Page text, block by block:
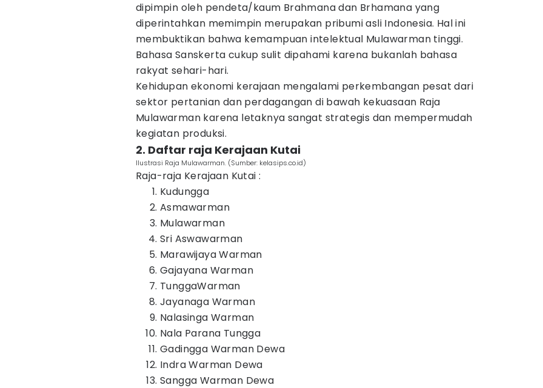
dipimpin oleh pendeta/kaum Brahmana dan Brhamana yang
diperintahkan memimpin merupakan pribumi asli Indonesia. Hal ini
membuktikan bahwa kemampuan intelektual Mulawarman tinggi.
Bahasa Sanskerta cukup sulit dipahami karena bukanlah bahasa
rakyat sehari-hari.
Kehidupan ekonomi kerajaan mengalami perkembangan pesat dari
sektor pertanian dan perdagangan di bawah kekuasaan Raja
Mulawarman karena letaknya sangat strategis dan mempermudah
kegiatan produksi.
2. Daftar raja Kerajaan Kutai
Ilustrasi Raja Mulawarman. (Sumber: kelasips.co.id)
Raja-raja Kerajaan Kutai :
Kudungga
Asmawarman
Mulawarman
Sri Aswawarman
Marawijaya Warman
Gajayana Warman
TunggaWarman
Jayanaga Warman
Nalasinga Warman
Nala Parana Tungga
Gadingga Warman Dewa
Indra Warman Dewa
Sangga Warman Dewa